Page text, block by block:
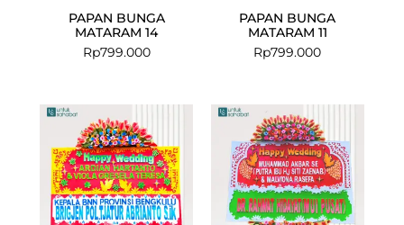
PAPAN BUNGA
MATARAM 14
Rp799.000
PAPAN BUNGA
MATARAM 11
Rp799.000